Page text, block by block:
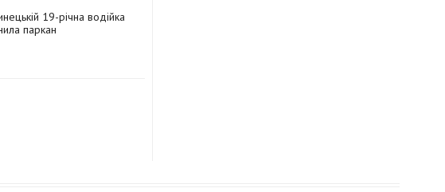
19-річна водійка
паркан